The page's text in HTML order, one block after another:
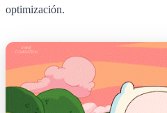
optimización.